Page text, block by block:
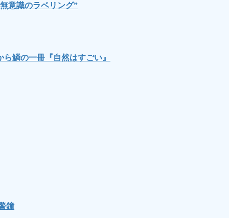
意識のラベリング”
鱗の一冊『自然はすごい』
鐘